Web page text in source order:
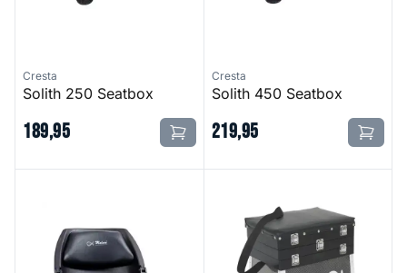
Cresta
Solith 250 Seatbox
189,95
Cresta
Solith 450 Seatbox
219,95